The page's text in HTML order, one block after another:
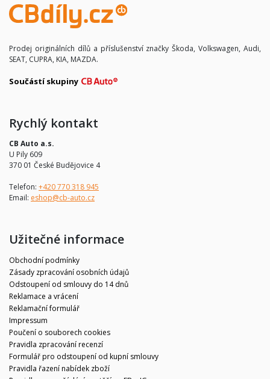
Prodej originálních dílů a příslušenství značky Škoda, Volkswagen, Audi,
SEAT, CUPRA, KIA, MAZDA.
Součástí skupiny
Rychlý kontakt
CB Auto a.s.
U Pily 609
370 01 České Budějovice 4
Telefon: +420 770 318 945
Email: eshop@cb-auto.cz
Užitečné informace
Obchodní podmínky
Zásady zpracování osobních údajů
Odstoupení od smlouvy do 14 dnů
Reklamace a vrácení
Reklamační formulář
Impressum
Poučení o souborech cookies
Pravidla zpracování recenzí
Formulář pro odstoupení od kupní smlouvy
Pravidla řazení nabídek zboží